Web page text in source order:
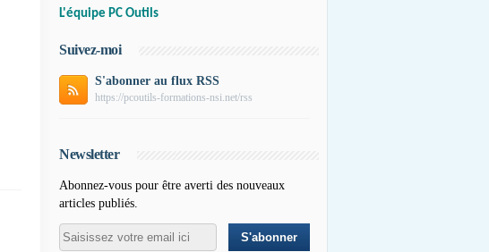
L'équipe PC Outils
Suivez-moi
S'abonner au flux RSS
https://pcoutils-formations-nsi.net/rss
Newsletter
Abonnez-vous pour être averti des nouveaux
articles publiés.